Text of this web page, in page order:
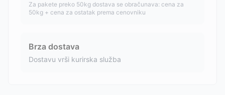
Za pakete preko 50kg dostava se obračunava: cena za
50kg + cena za ostatak prema cenovniku
Brza dostava
Dostavu vrši kurirska služba